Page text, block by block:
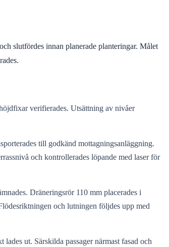
slutfördes innan planerade planteringar. Målet
verifierades. Utsättning av nivåer
till godkänd mottagningsanläggning.
och kontrollerades löpande med laser för
Dräneringsrör 110 mm placerades i
och lutningen följdes upp med
ut. Särskilda passager närmast fasad och